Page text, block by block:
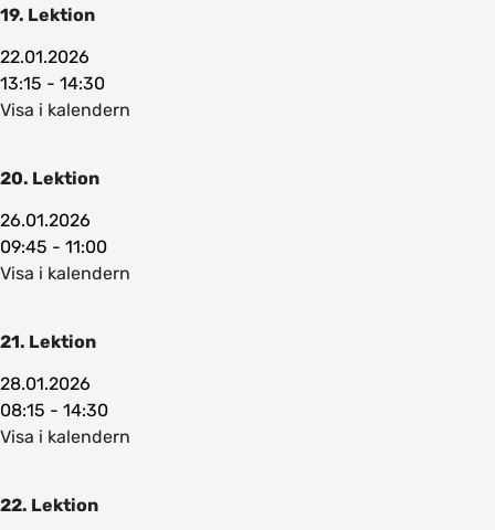
19. Lektion
22.01.2026
13:15 - 14:30
Visa i kalendern
20. Lektion
26.01.2026
09:45 - 11:00
Visa i kalendern
21. Lektion
28.01.2026
08:15 - 14:30
Visa i kalendern
22. Lektion